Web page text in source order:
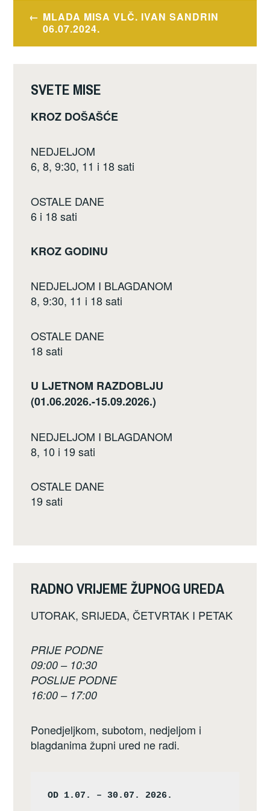
e
b
o
k
er e
Navigacija
objava
MLADA MISA VLČ. IVAN SANDRIN
06.07.2024.
SVETE MISE
KROZ DOŠAŠĆE
NEDJELJOM
6, 8, 9:30, 11 i 18 sati
OSTALE DANE
6 i 18 sati
KROZ GODINU
NEDJELJOM I BLAGDANOM
8, 9:30, 11 i 18 sati
OSTALE DANE
18 sati
U LJETNOM RAZDOBLJU
(01.06.2026.-15.09.2026.)
NEDJELJOM I BLAGDANOM
8, 10 i 19 sati
OSTALE DANE
19 sati
RADNO VRIJEME ŽUPNOG UREDA
UTORAK, SRIJEDA, ČETVRTAK I PETAK
PRIJE PODNE
09:00 – 10:30
POSLIJE PODNE
16:00 – 17:00
Ponedjeljkom, subotom, nedjeljom i
blagdanima župni ured ne radi.
OD 1.07. – 30.07. 2026.